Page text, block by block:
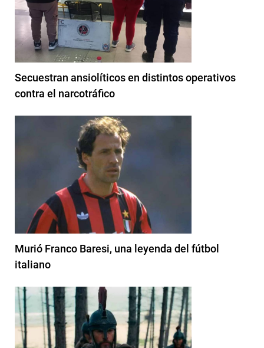
Secuestran ansiolíticos en distintos operativos
contra el narcotráfico
Murió Franco Baresi, una leyenda del fútbol
italiano